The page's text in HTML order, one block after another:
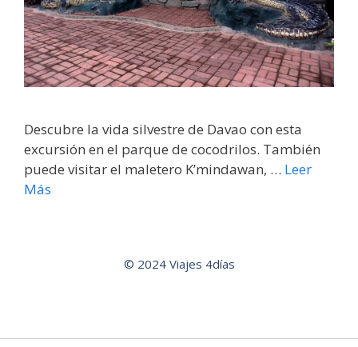
Descubre la vida silvestre de Davao con esta
excursión en el parque de cocodrilos. También
puede visitar el maletero K’mindawan, … Leer
Más
© 2024 Viajes 4días